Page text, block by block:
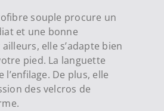
souple procure un
et une bonne
elle s’adapte bien
pied. La languette
De plus, elle
des velcros de